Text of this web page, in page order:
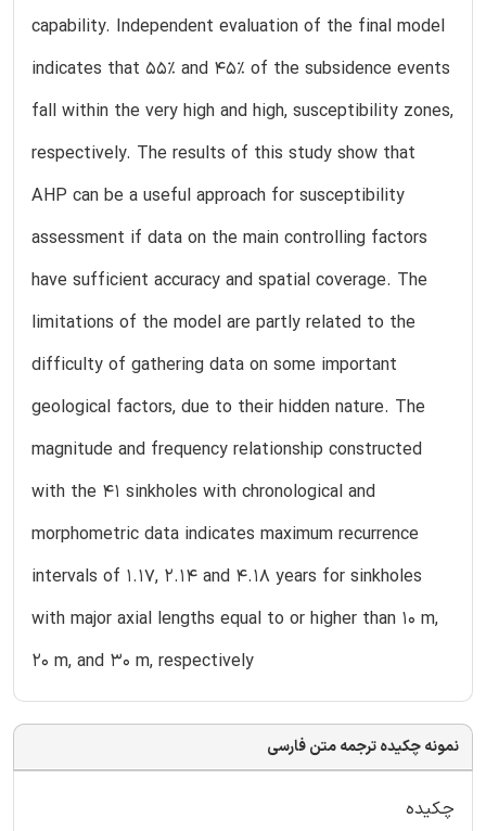
capability. Independent evaluation of the final model
indicates that 55% and 45% of the subsidence events
fall within the very high and high, susceptibility zones,
respectively. The results of this study show that
AHP can be a useful approach for susceptibility
assessment if data on the main controlling factors
have sufficient accuracy and spatial coverage. The
limitations of the model are partly related to the
difficulty of gathering data on some important
geological factors, due to their hidden nature. The
magnitude and frequency relationship constructed
with the 41 sinkholes with chronological and
morphometric data indicates maximum recurrence
intervals of 1.17, 2.14 and 4.18 years for sinkholes
with major axial lengths equal to or higher than 10 m,
20 m, and 30 m, respectively
نمونه چکیده ترجمه متن فارسی
چکیده